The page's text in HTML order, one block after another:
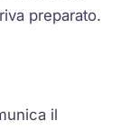
preparato.
il